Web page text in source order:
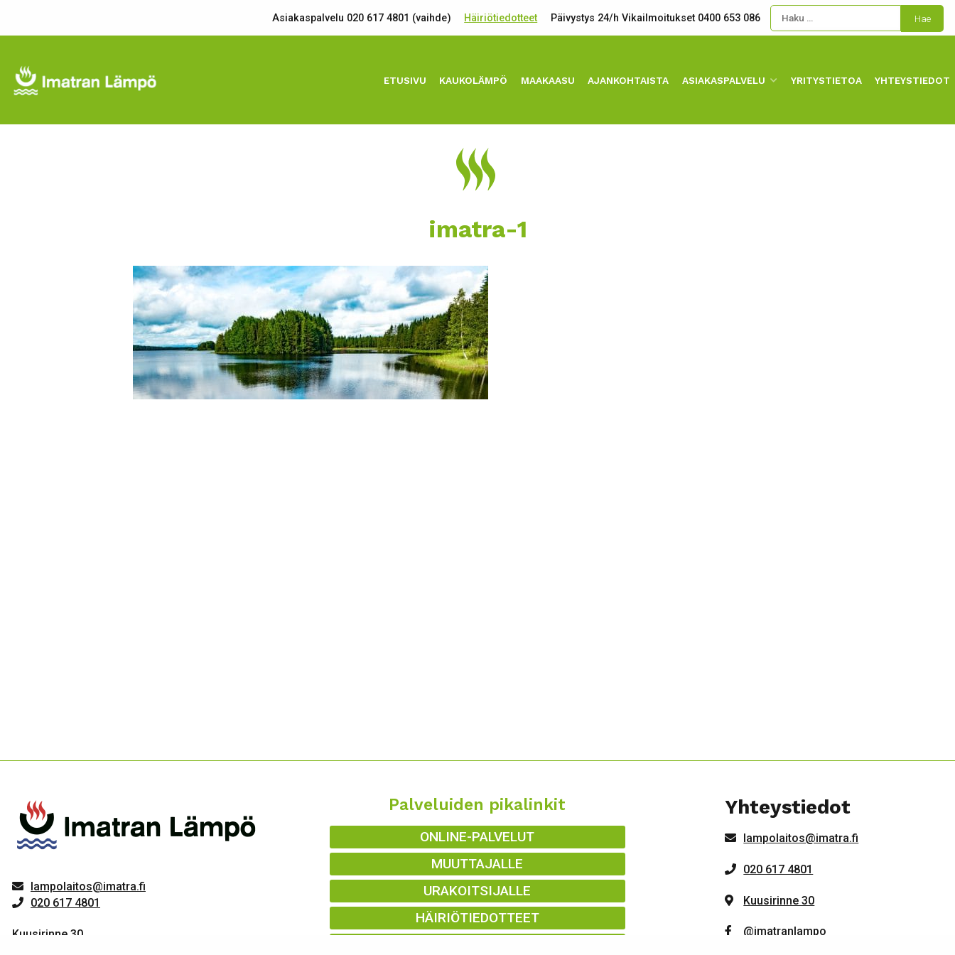
Asiakaspalvelu 020 617 4801 (vaihde) Häiriötiedotteet Päivystys 24/h Vikailmoitukset 0400 653 086
ETUSIVU KAUKOLÄMPÖ MAAKAASU AJANKOHTAISTA ASIAKASPALVELU YRITYSTIETOA YHTEYSTIEDOT
imatra-1
lampolaitos@imatra.fi
020 617 4801
Kuusirinne 30
Palveluiden pikalinkit
ONLINE-PALVELUT
MUUTTAJALLE
URAKOITSIJALLE
HÄIRIÖTIEDOTTEET
Yhteystiedot
lampolaitos@imatra.fi
020 617 4801
Kuusirinne 30
@imatranlampo